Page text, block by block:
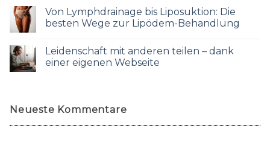
Von Lymphdrainage bis Liposuktion: Die
besten Wege zur Lipödem-Behandlung
Leidenschaft mit anderen teilen – dank
einer eigenen Webseite
Neueste Kommentare